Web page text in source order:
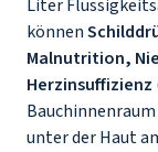
Liter
können
Malnutrition,
Herzinsuffizienz
unter der Haut